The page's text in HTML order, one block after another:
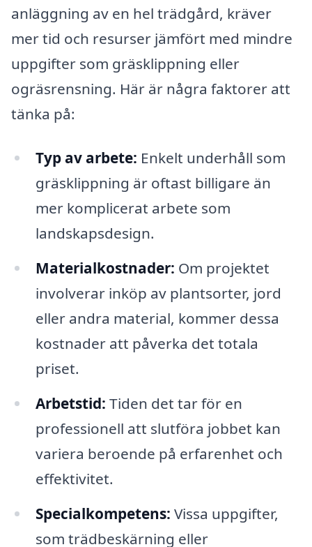
anläggning av en hel trädgård, kräver
mer tid och resurser jämfört med mindre
uppgifter som gräsklippning eller
ogräsrensning. Här är några faktorer att
tänka på:
Typ av arbete: Enkelt underhåll som
gräsklippning är oftast billigare än
mer komplicerat arbete som
landskapsdesign.
Materialkostnader: Om projektet
involverar inköp av plantsorter, jord
eller andra material, kommer dessa
kostnader att påverka det totala
priset.
Arbetstid: Tiden det tar för en
professionell att slutföra jobbet kan
variera beroende på erfarenhet och
effektivitet.
Specialkompetens: Vissa uppgifter,
som trädbeskärning eller